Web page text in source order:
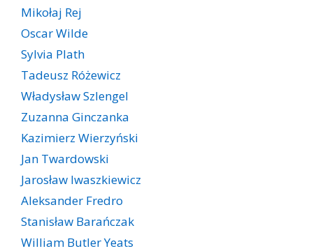
Mikołaj Rej
Oscar Wilde
Sylvia Plath
Tadeusz Różewicz
Władysław Szlengel
Zuzanna Ginczanka
Kazimierz Wierzyński
Jan Twardowski
Jarosław Iwaszkiewicz
Aleksander Fredro
Stanisław Barańczak
William Butler Yeats